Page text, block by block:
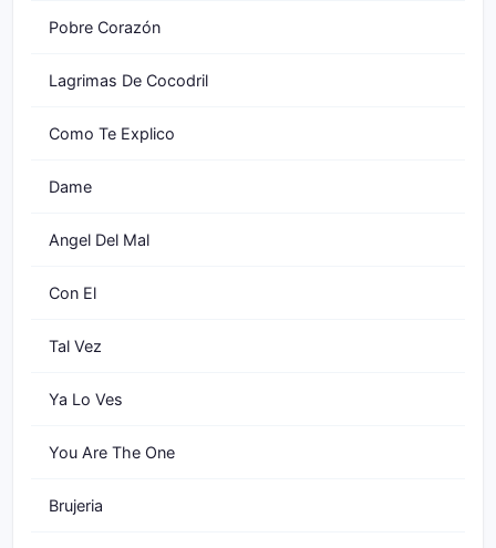
Pobre Corazón
Lagrimas De Cocodril
Como Te Explico
Dame
Angel Del Mal
Con El
Tal Vez
Ya Lo Ves
You Are The One
Brujeria